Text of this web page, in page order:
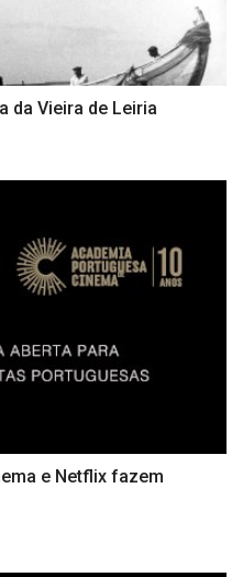
da Vieira de Leiria
e Netflix fazem